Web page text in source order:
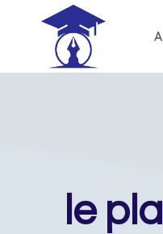
le